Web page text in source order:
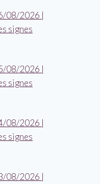
08/2026 |
signes
08/2026 |
signes
08/2026 |
signes
08/2026 |